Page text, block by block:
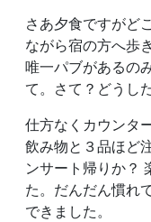
さあ夕食ですがど
ながら宿の方へ歩
唯一パブがあるの
て。さて？どうし
仕方なくカウンタ
飲み物と３品ほど
ンサート帰りか？
た。だんだん慣れ
できました。